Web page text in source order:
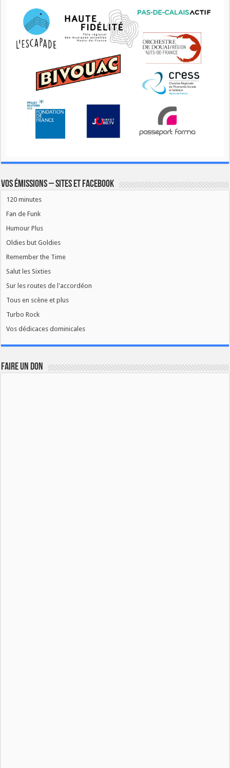
Vos émissions – Sites et Facebook
120 minutes
Fan de Funk
Humour Plus
Oldies but Goldies
Remember the Time
Salut les Sixties
Sur les routes de l'accordéon
Tous en scène et plus
Turbo Rock
Vos dédicaces dominicales
FAIRE UN DON